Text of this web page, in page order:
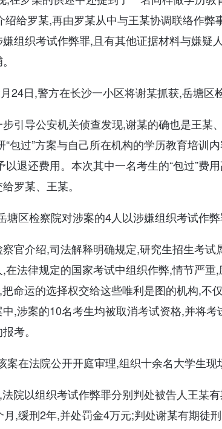
绍给罗某,再由罗某从中与王某协调联络作
组织考试作弊罪,且有其他证据材料与嫌疑
24日,警方在长沙一小区将谢某抓获,岳塘区
引导公安机关侦查发现,谢某的确也是王某
“包过”方案与自己所在机构的学历教育培训
以退还费用。本次其中一名考生的“包过”费
罗某、王某。
塘区检察院对涉案的4人以涉嫌组织考试作弊
官介绍,司法解释明确规定,研究生招生考试
在法律规定的国家考试中组织作弊,情节严
把命运的选择权交给这些唯利是图的机构,不
,涉案的10名考生均被取消考试资格,并将
考。
案在法院公开开庭审理,组织十余名大学生现
院以组织考试作弊罪分别判处被告人王某
月,缓刑2年,并处罚金4万元;判处谢某有期徒